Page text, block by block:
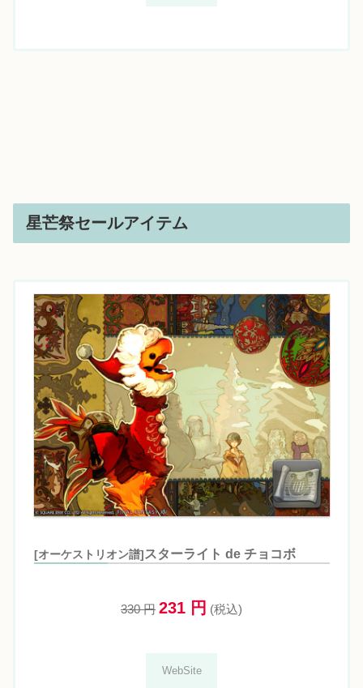
星芒祭セールアイテム
[オーケストリオン譜]スターライト de チョコボ
330 円 231 円 (税込)
WebSite